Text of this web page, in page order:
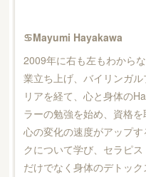
♋️Mayumi Hayakawa
2009年に右も左もわから
業立ち上げ、バイリンガ
リアを経て、心と身体の
ラーの勉強を始め、資格
心の変化の速度がアップ
クについて学び、セラピ
だけでなく身体のデトック